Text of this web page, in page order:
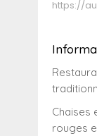
https://
Chaises
rouges